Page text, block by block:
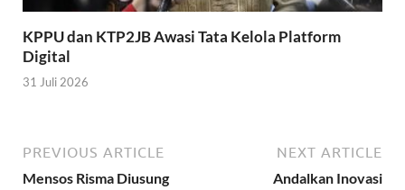
KPPU dan KTP2JB Awasi Tata Kelola Platform
Digital
31 Juli 2026
PREVIOUS ARTICLE
Mensos Risma Diusung
NEXT ARTICLE
Andalkan Inovasi